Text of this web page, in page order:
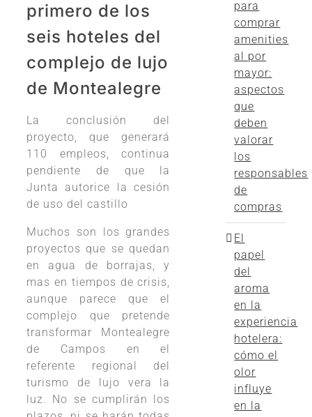
primero de los
seis hoteles del
complejo de lujo
de Montealegre
La conclusión del
proyecto, que generará
110 empleos, continua
pendiente de que la
Junta autorice la cesión
de uso del castillo
Muchos son los grandes
proyectos que se quedan
en agua de borrajas, y
mas en tiempos de crisis,
aunque parece que el
complejo que pretende
transformar Montealegre
de Campos en el
referente regional del
turismo de lujo vera la
luz. No se cumplirán los
para
comprar
amenities
al por
mayor:
aspectos
que
deben
valorar
los
responsables
de
compras
El
papel
del
aroma
en la
experiencia
hotelera:
cómo el
olor
influye
en la